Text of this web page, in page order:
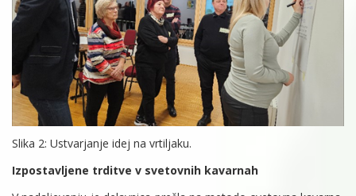
Slika 2: Ustvarjanje idej na vrtiljaku.
Izpostavljene trditve v svetovnih kavarnah